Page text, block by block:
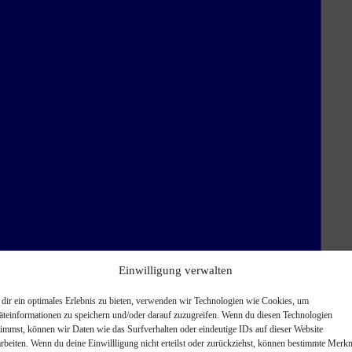
Einwilligung verwalten
ein optimales Erlebnis zu bieten, verwenden wir Technologien wie Cookies, um
zu speichern und/oder darauf zuzugreifen. Wenn du diesen Technologien
können wir Daten wie das Surfverhalten oder eindeutige IDs auf dieser Website
Wenn du deine Einwillligung nicht erteilst oder zurückziehst, können bestimmte